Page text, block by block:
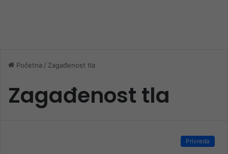
Početna / Zagađenost tla
Zagađenost tla
Privreda